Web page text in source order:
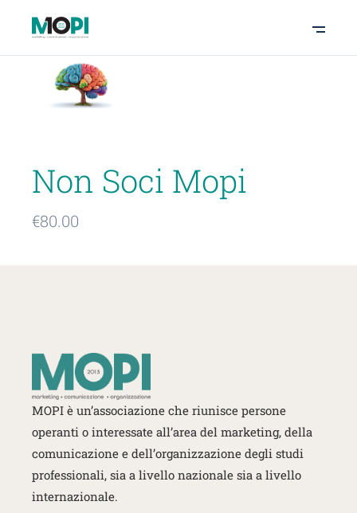
Non Soci Mopi
€80.00
MOPI è un’associazione che riunisce persone
operanti o interessate all’area del marketing, della
comunicazione e dell’organizzazione degli studi
professionali, sia a livello nazionale sia a livello
internazionale.